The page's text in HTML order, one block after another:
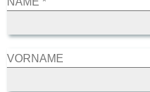
VORNAME